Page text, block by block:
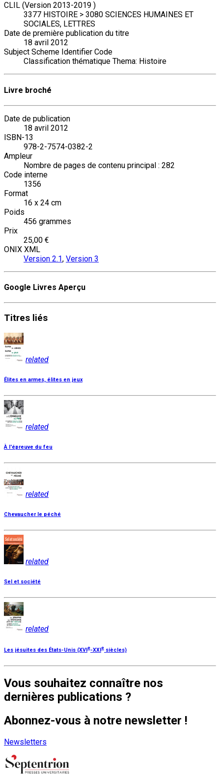
CLIL (Version 2013-2019 )
3377 HISTOIRE > 3080 SCIENCES HUMAINES ET
SOCIALES, LETTRES
Date de première publication du titre
18 avril 2012
Subject Scheme Identifier Code
Classification thématique Thema: Histoire
Livre broché
Date de publication
18 avril 2012
ISBN-13
978-2-7574-0382-2
Ampleur
Nombre de pages de contenu principal : 282
Code interne
1356
Format
16 x 24 cm
Poids
456 grammes
Prix
25,00 €
ONIX XML
Version 2.1, Version 3
Google Livres Aperçu
Titres liés
related
Élites en armes, élites en jeux
related
À l'épreuve du feu
related
Chevaucher le péché
related
Sel et société
related
Les jésuites des États-Unis (XVIe-XXIe siècles)
Vous souhaitez connaître nos
dernières publications ?
Abonnez-vous à notre newsletter !
Newsletters